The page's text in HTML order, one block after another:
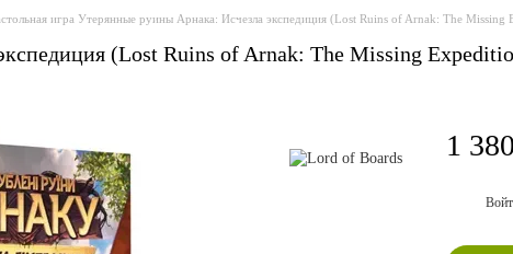
игра Утерянные руины Арнака: Исчезла экспедиция (Lost Ruins of Arnak: The Missing
(Lost Ruins of Arnak: The Missing
1